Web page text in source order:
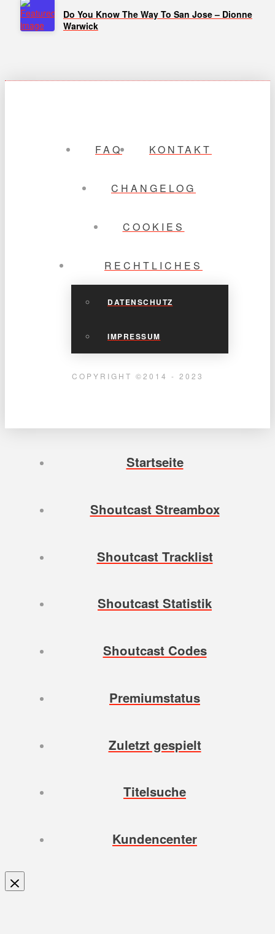
Do You Know The Way To San Jose – Dionne
Warwick
FAQ KONTAKT
CHANGELOG
COOKIES
RECHTLICHES
DATENSCHUTZ
IMPRESSUM
COPYRIGHT ©2014 - 2023
Startseite
Shoutcast Streambox
Shoutcast Tracklist
Shoutcast Statistik
Shoutcast Codes
Premiumstatus
Zuletzt gespielt
Titelsuche
Kundencenter